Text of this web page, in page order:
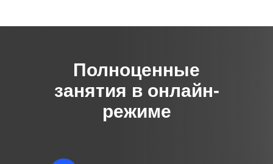
Полноценные
занятия в онлайн-
режиме